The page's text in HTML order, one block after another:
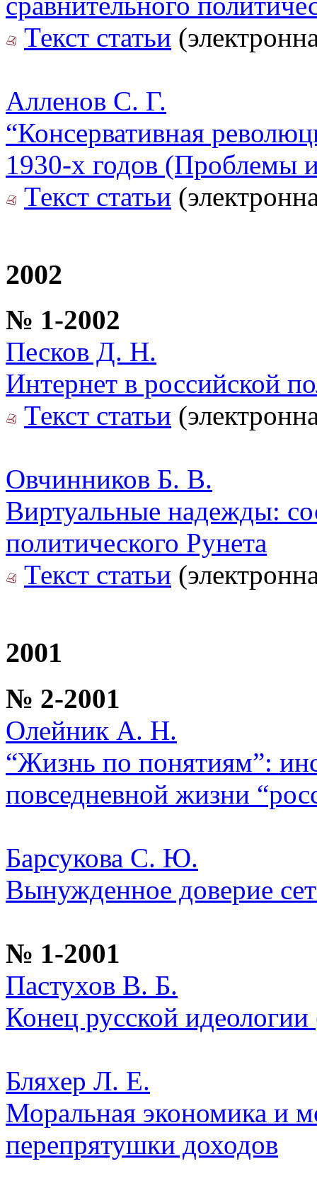
Текст статьи
Алленов С. Г.
“Консервативная
1930-х годов (Проблемы
Текст статьи
2002
№ 1-2002
Песков Д. Н.
Интернет в российской
Текст статьи
Овчинников Б. В.
Виртуальные надежды:
политического Рунета
Текст статьи
2001
№ 2-2001
Олейник А. Н.
“Жизнь по понятиям”:
повседневной жизни
Барсукова С. Ю.
Вынужденное доверие
№ 1-2001
Пастухов В. Б.
Конец русской
Бляхер Л. Е.
Моральная экономика и
перепрятушки доходов